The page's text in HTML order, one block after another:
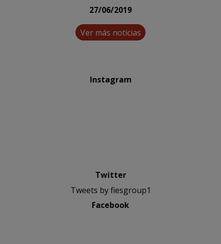
27/06/2019
Ver más noticias
Instagram
Twitter
Tweets by fiesgroup1
Facebook